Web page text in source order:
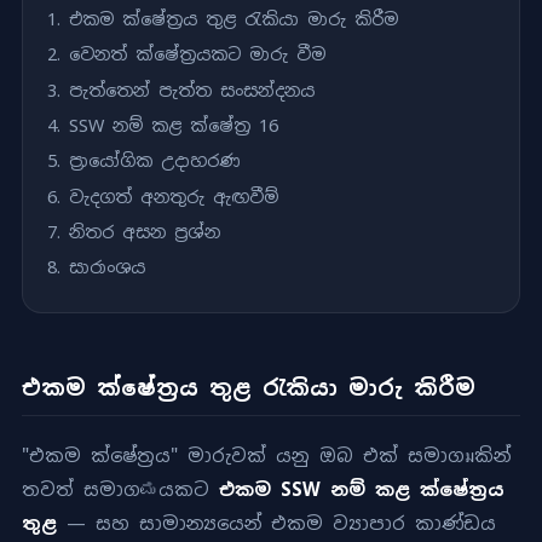
එකම ක්ෂේත්‍රය තුළ රැකියා මාරු කිරීම
වෙනත් ක්ෂේත්‍රයකට මාරු වීම
පැත්තෙන් පැත්ත සංසන්දනය
SSW නම් කළ ක්ෂේත්‍ර 16
ප්‍රායෝගික උදාහරණ
වැදගත් අනතුරු ඇඟවීම්
නිතර අසන ප්‍රශ්න
සාරාංශය
එකම ක්ෂේත්‍රය තුළ රැකියා මාරු කිරීම
"එකම ක්ෂේත්‍රය" මාරුවක් යනු ඔබ එක් සමාගมකින්
තවත් සමාගಮයකට එකම SSW නම් කළ ක්ෂේත්‍රය
තුළ — සහ සාමාන්‍යයෙන් එකම ව්‍යාපාර කාණ්ඩය